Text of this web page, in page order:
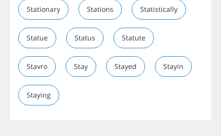
Stationary Stations Statistically
Statue Status Statute
Stavro Stay Stayed Stayin
Staying